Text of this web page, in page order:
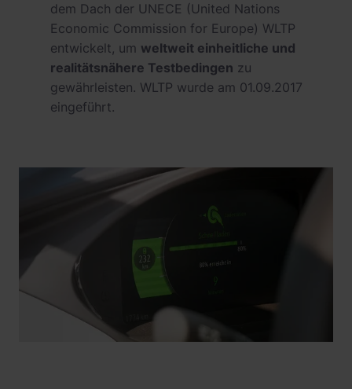
dem Dach der UNECE (United Nations
Economic Commission for Europe) WLTP
entwickelt, um weltweit einheitliche und
realitätsnähere Testbedingen zu
gewährleisten. WLTP wurde am 01.09.2017
eingeführt.